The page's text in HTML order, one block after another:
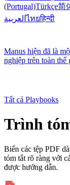
(Portugal)Türkçe简
العربيةไทยहिन्दी
Manus hiện đã là
nghiệp trên toàn thế
Tất cả Playbooks
Trình
Biến các tệp PDF
tóm tắt rõ ràng với
được hướng dẫn.